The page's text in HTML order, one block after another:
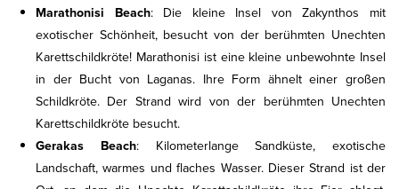
Marathonisi Beach: Die kleine Insel von Zakynthos mit
exotischer Schönheit, besucht von der berühmten Unechten
Karettschildkröte! Marathonisi ist eine kleine unbewohnte Insel
in der Bucht von Laganas. Ihre Form ähnelt einer großen
Schildkröte. Der Strand wird von der berühmten Unechten
Karettschildkröte besucht.
Gerakas Beach: Kilometerlange Sandküste, exotische
Landschaft, warmes und flaches Wasser. Dieser Strand ist der